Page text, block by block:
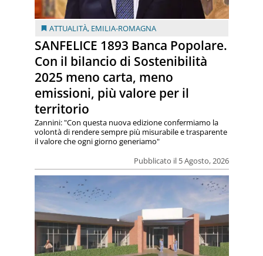
ATTUALITÀ, EMILIA-ROMAGNA
SANFELICE 1893 Banca Popolare.
Con il bilancio di Sostenibilità
2025 meno carta, meno
emissioni, più valore per il
territorio
Pubblicato il 5 Agosto, 2026
Zannini: "Con questa nuova edizione confermiamo la
volontà di rendere sempre più misurabile e trasparente
il valore che ogni giorno generiamo"